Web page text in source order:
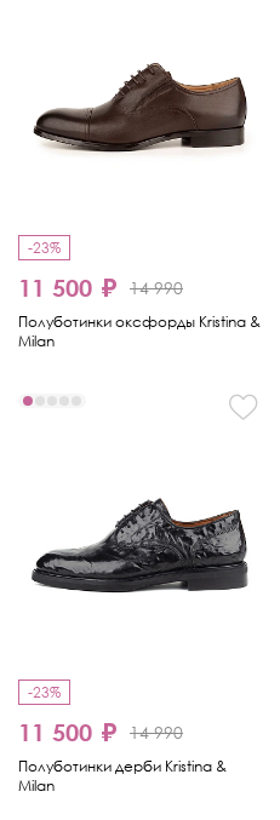
-23%
11 500 ₽ 14 990
Полуботинки оксфорды Kristina &
Milan
-23%
11 500 ₽ 14 990
Полуботинки дерби Kristina &
Milan